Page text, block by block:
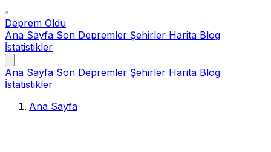
Deprem Oldu
Ana Sayfa Son Depremler Şehirler Harita Blog
İstatistikler
Ana Sayfa Son Depremler Şehirler Harita Blog
İstatistikler
Ana Sayfa